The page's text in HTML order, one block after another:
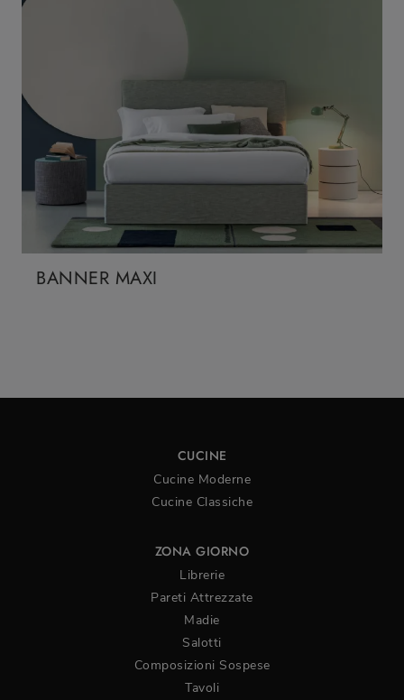
BANNER MAXI
CUCINE
Cucine Moderne
Cucine Classiche
ZONA GIORNO
Librerie
Pareti Attrezzate
Madie
Salotti
Composizioni Sospese
Tavoli